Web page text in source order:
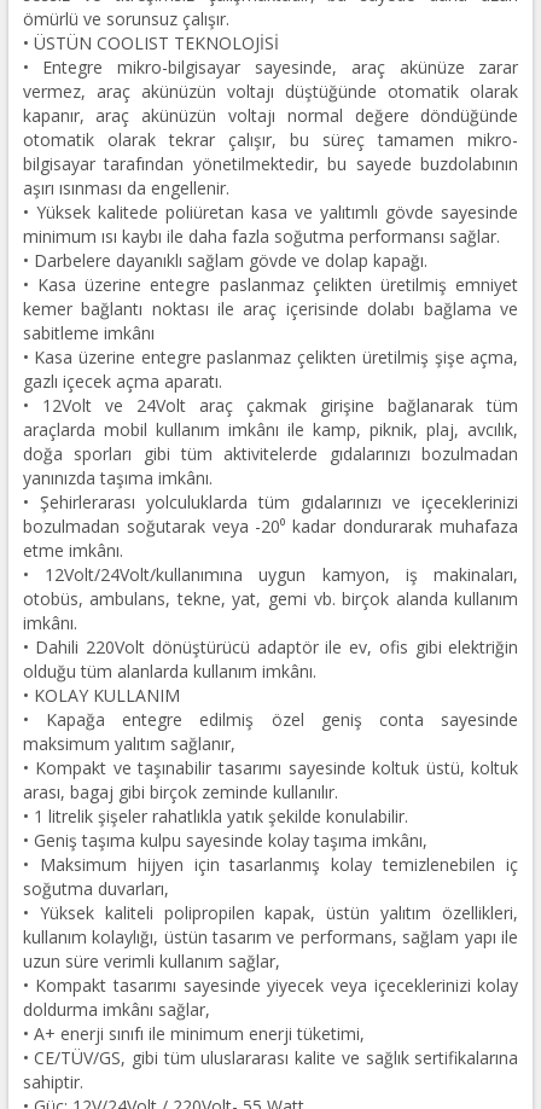
ömürlü ve sorunsuz çalışır.
• ÜSTÜN COOLIST TEKNOLOJİSİ
• Entegre mikro-bilgisayar sayesinde, araç akünüze zarar
vermez, araç akünüzün voltajı düştüğünde otomatik olarak
kapanır, araç akünüzün voltajı normal değere döndüğünde
otomatik olarak tekrar çalışır, bu süreç tamamen mikro-
bilgisayar tarafından yönetilmektedir, bu sayede buzdolabının
aşırı ısınması da engellenir.
• Yüksek kalitede poliüretan kasa ve yalıtımlı gövde sayesinde
minimum ısı kaybı ile daha fazla soğutma performansı sağlar.
• Darbelere dayanıklı sağlam gövde ve dolap kapağı.
• Kasa üzerine entegre paslanmaz çelikten üretilmiş emniyet
kemer bağlantı noktası ile araç içerisinde dolabı bağlama ve
sabitleme imkânı
• Kasa üzerine entegre paslanmaz çelikten üretilmiş şişe açma,
gazlı içecek açma aparatı.
• 12Volt ve 24Volt araç çakmak girişine bağlanarak tüm
araçlarda mobil kullanım imkânı ile kamp, piknik, plaj, avcılık,
doğa sporları gibi tüm aktivitelerde gıdalarınızı bozulmadan
yanınızda taşıma imkânı.
• Şehirlerarası yolculuklarda tüm gıdalarınızı ve içeceklerinizi
bozulmadan soğutarak veya -20⁰ kadar dondurarak muhafaza
etme imkânı.
• 12Volt/24Volt/kullanımına uygun kamyon, iş makinaları,
otobüs, ambulans, tekne, yat, gemi vb. birçok alanda kullanım
imkânı.
• Dahili 220Volt dönüştürücü adaptör ile ev, ofis gibi elektriğin
olduğu tüm alanlarda kullanım imkânı.
• KOLAY KULLANIM
• Kapağa entegre edilmiş özel geniş conta sayesinde
maksimum yalıtım sağlanır,
• Kompakt ve taşınabilir tasarımı sayesinde koltuk üstü, koltuk
arası, bagaj gibi birçok zeminde kullanılır.
• 1 litrelik şişeler rahatlıkla yatık şekilde konulabilir.
• Geniş taşıma kulpu sayesinde kolay taşıma imkânı,
• Maksimum hijyen için tasarlanmış kolay temizlenebilen iç
soğutma duvarları,
• Yüksek kaliteli polipropilen kapak, üstün yalıtım özellikleri,
kullanım kolaylığı, üstün tasarım ve performans, sağlam yapı ile
uzun süre verimli kullanım sağlar,
• Kompakt tasarımı sayesinde yiyecek veya içeceklerinizi kolay
doldurma imkânı sağlar,
• A+ enerji sınıfı ile minimum enerji tüketimi,
• CE/TÜV/GS, gibi tüm uluslararası kalite ve sağlık sertifikalarına
sahiptir.